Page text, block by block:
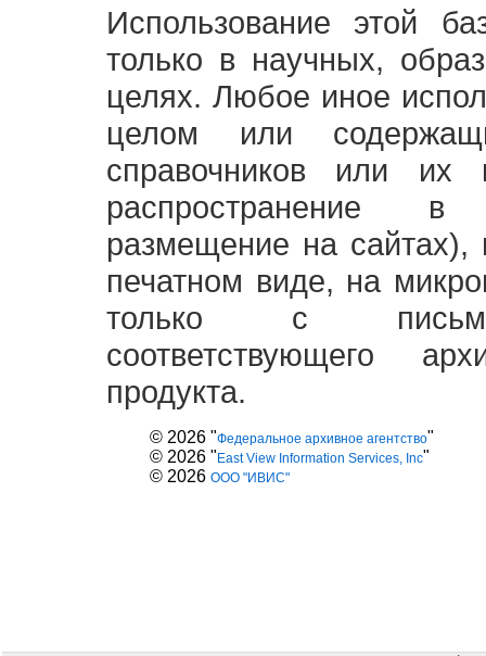
Использование этой
только в научных,
целях. Любое иное
целом или
справочников или их
распространение
размещение на
печатном виде, на
только с
соответствующего
продукта.
© 2026 "Федеральное архивное агентство"
© 2026 " East View Information Services, Inc"
© 2026 ООО "ИВИС"